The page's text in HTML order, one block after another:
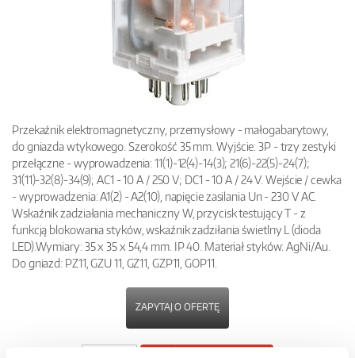
Przekaźnik elektromagnetyczny, przemysłowy - małogabarytowy,
do gniazda wtykowego. Szerokość 35 mm. Wyjście: 3P - trzy zestyki
przełączne - wyprowadzenia: 11(1)-12(4)-14(3); 21(6)-22(5)-24(7);
31(11)-32(8)-34(9); AC1 - 10 A / 250 V; DC1 - 10 A / 24 V. Wejście / cewka
- wyprowadzenia: A1(2) - A2(10), napięcie zasilania Un - 230 V AC.
Wskaźnik zadziałania mechaniczny W, przycisk testujący T - z
funkcją blokowania styków, wskaźnik zadziłania świetlny L (dioda
LED).Wymiary: 35 x 35 x 54,4 mm. IP 40. Materiał styków: AgNi/Au.
Do gniazd: PZ11, GZU 11, GZ11, GZP11, GOP11.
ZAPYTAJ O OFERTĘ